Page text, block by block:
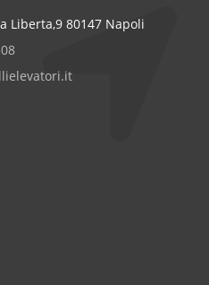
Liberta,9 80147 Napoli